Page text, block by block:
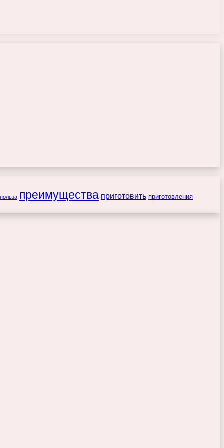
польза преимущества приготовить приготовления